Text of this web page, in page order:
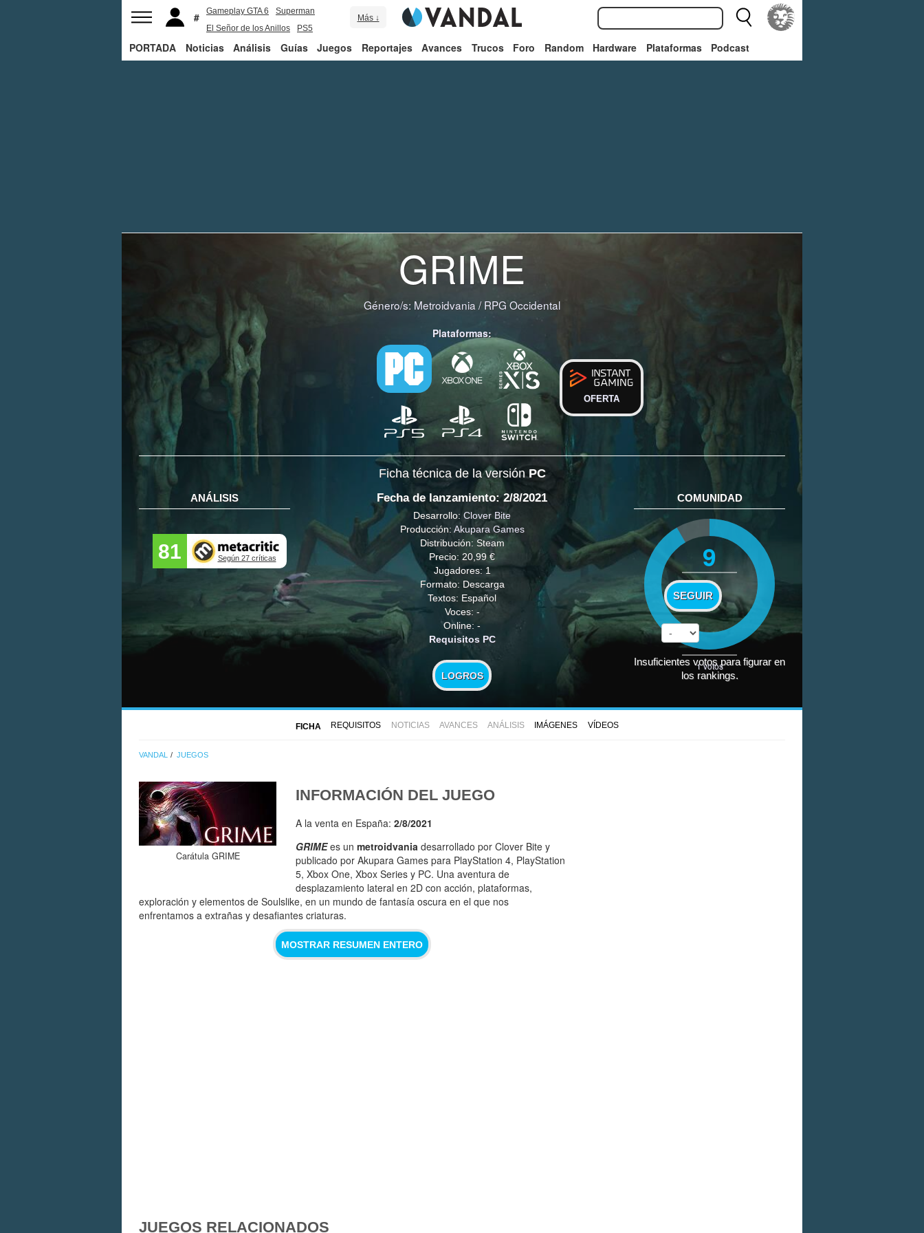
Gameplay GTA 6
Superman
El Señor de los Anillos
PS5
Más ↓
PORTADA Noticias Análisis Guías Juegos Reportajes Avances Trucos Foro Random Hardware Plataformas Podcast
GRIME
Género/s: Metroidvania /RPG Occidental
Plataformas:
OFERTA
Ficha técnica de la versiónPC
ANÁLISIS
81 Según 27 críticas
Fecha de lanzamiento: 2/8/2021
Desarrollo:Clover Bite
Producción: Akupara Games
Distribución: Steam
Precio: 20,99 €
Jugadores: 1
Formato: Descarga
Textos: Español
Voces: -
Online: -
Requisitos PC
LOGROS
COMUNIDAD
9
SEGUIR
1votos
Insuficientes votos para figurar en
los rankings.
FICHA REQUISITOS NOTICIAS AVANCES ANÁLISIS IMÁGENES VÍDEOS
VANDAL JUEGOS
Carátula GRIME
INFORMACIÓN DEL JUEGO
A la venta en España: 2/8/2021
GRIMEes un metroidvania desarrollado por Clover Bite y
publicado por Akupara Games para PlayStation 4, PlayStation
5, Xbox One, Xbox Series y PC. Una aventura de
desplazamiento lateral en 2D con acción, plataformas,
exploración y elementos de Soulslike, en un mundo de fantasía oscura en el que nos
enfrentamos a extrañas y desafiantes criaturas.
MOSTRAR RESUMEN ENTERO
JUEGOS RELACIONADOS